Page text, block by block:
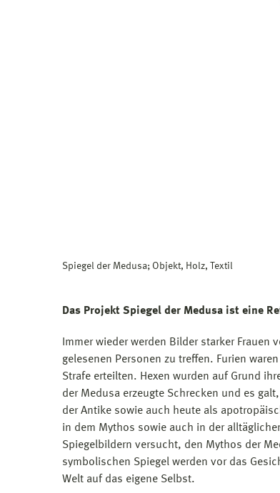
Spiegel der Medusa; Objekt, Holz, Textil
Das Projekt Spiegel der Medusa ist eine
Immer wieder werden Bilder starker
gelesenen Personen zu treffen. Furien
Strafe erteilten. Hexen wurden auf Grund
der Medusa erzeugte Schrecken und es
der Antike sowie auch heute als
in dem Mythos sowie auch in der
Spiegelbildern versucht, den Mythos der
symbolischen Spiegel werden vor das
Welt auf das eigene Selbst.